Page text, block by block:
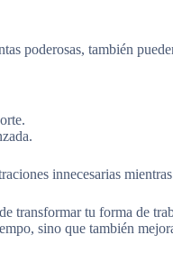
poderosas, también
innecesarias
transformar tu forma de
sino que también